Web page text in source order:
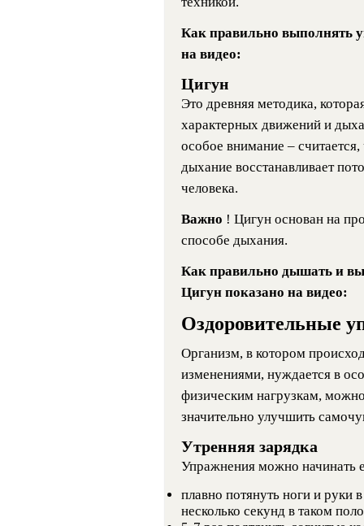
Как правильно выполнять
на видео:
Цигун
Это древняя методика,
характерных движений и
особое внимание –
дыхание восстанавливает
человека.
Важно ! Цигун основан на
способе дыхания.
Как правильно дышать и
Цигун показано на видео:
Оздоровительные
Организм, в котором
изменениями, нуждается в
физическим нагрузкам,
значительно улучшить
Утренняя зарядка
Упражнения можно начинать
плавно потянуть ноги и руки
несколько секунд в таком